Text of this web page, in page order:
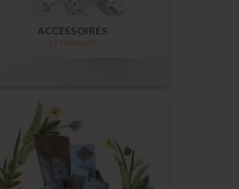
ACCESSOIRES
21 PRODUITS